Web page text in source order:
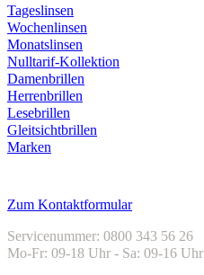
Tageslinsen
Wochenlinsen
Monatslinsen
Nulltarif-Kollektion
Damenbrillen
Herrenbrillen
Lesebrillen
Gleitsichtbrillen
Marken
Zum Kontaktformular
Servicenummer: 0800 343 56 26
Mo-Fr: 09-18 Uhr - Sa: 09-16 Uhr